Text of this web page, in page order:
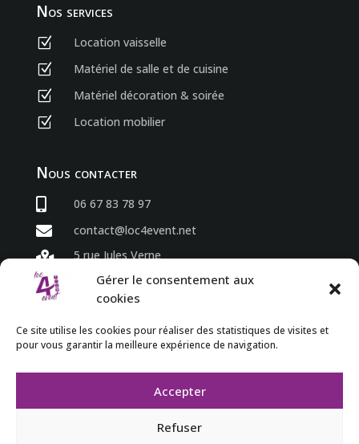
Gérer le consentement aux
cookies
Ce site utilise les cookies pour réaliser des statistiques de visites et
pour vous garantir la meilleure expérience de navigation.
Accepter
Refuser
Nos services
Z Location vaisselle
Z Matériel de salle et de cuisine
Z Matériel décoration & soirée
Z Location mobilier
Nous contacter
 06 67 83 78 97
 contact@loc4event.net

5 rue Jules Verne
86800 Sèvres Anxaumont
 du lundi au vendredi
 8h00 à 18h00